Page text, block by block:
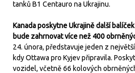
tanků B1 Centauro na Ukrajinu.
Kanada poskytne Ukrajině další
bude zahrnovat více než 400
24. února, představuje jeden z
kdy Ottawa pro Kyjev připravila.
vozidel, včetně 66 kolových